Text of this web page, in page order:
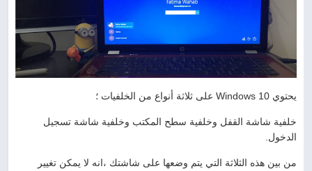
يحتوي Windows 10 على ثلاثة أنواع من الخلفيات ؛
خلفية شاشة القفل وخلفية سطح المكتب وخلفية شاشة تسجيل
الدخول.
من بين هذه الثلاثة التي يتم وضعها على شاشتك ،انه لا يمكن تغيير